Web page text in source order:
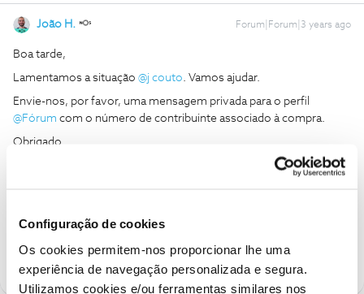
Configuração de cookies
Os cookies permitem-nos proporcionar lhe uma
experiência de navegação personalizada e segura.
Utilizamos cookies e/ou ferramentas similares nos
João H. Forum|Forum|3 years ago
Boa tarde,
Lamentamos a situação @j couto. Vamos ajudar.
Envie-nos, por favor, uma mensagem privada para o perfil
@Fórum com o número de contribuinte associado à compra.
Obrigado
Siga os perfis da moderação, através da opção "Seguir", para estar
sempre a par das ultimas novidades.